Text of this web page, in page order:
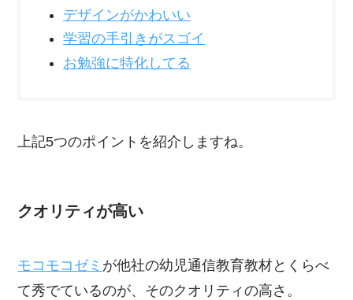
デザインがかわいい
学習の手引きがスゴイ
お勉強に特化してる
上記5つのポイントを紹介しますね。
クオリティが高い
モコモコゼミ が他社の幼児通信教育教材とくらべ
て秀でているのが、そのクオリティの高さ。